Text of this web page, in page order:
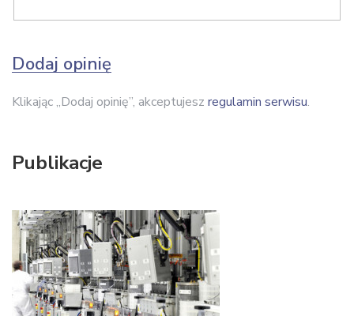
Dodaj opinię
Klikając „Dodaj opinię”, akceptujesz regulamin serwisu.
Publikacje